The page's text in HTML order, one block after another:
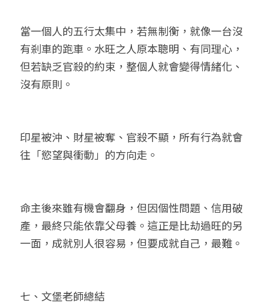
當一個人的五行太集中，若無制衡，就像一台沒
有剎車的跑車。水旺之人原本聰明、有同理心，
但若缺乏官殺的約束，整個人就會變得情緒化、
沒有原則。
印星被沖、財星被奪、官殺不顯，所有行為就會
往「慾望與衝動」的方向走。
命主後來雖有機會翻身，但因個性問題、信用破
產，最終只能依靠父母養。這正是比劫過旺的另
一面，成就別人很容易，但要成就自己，最難。
七、文堡老師總結